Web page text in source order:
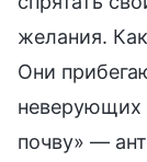
желания.
Они
неверующих
почву» —